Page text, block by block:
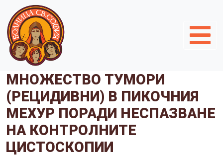
МНОЖЕСТВО ТУМОРИ
(РЕЦИДИВНИ) В ПИКОЧНИЯ
МЕХУР ПОРАДИ НЕСПАЗВАНЕ
НА КОНТРОЛНИТЕ
ЦИСТОСКОПИИ